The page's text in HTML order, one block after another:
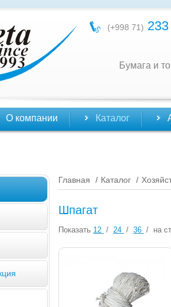
(+998 71)
Бумага и
О компании Каталог
Главная / Каталог /
Шпагат
Показать 12 / 24 / 36 / на